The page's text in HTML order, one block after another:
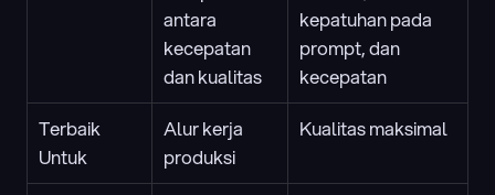
antara
kecepatan
dan kualitas
kepatuhan pada
prompt, dan
kecepatan
Terbaik
Untuk
Alur kerja
produksi
Kualitas maksimal